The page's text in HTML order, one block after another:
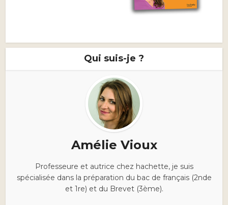
Qui suis-je ?
Amélie Vioux
Professeure et autrice chez hachette, je suis
spécialisée dans la préparation du bac de français (2nde
et 1re) et du Brevet (3ème).